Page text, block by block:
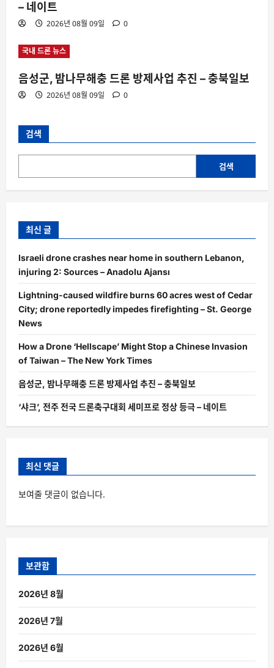
– 네이트
2026년 08월 09일 0
국내 드론 뉴스
음성군, 밤나무해충 드론 방제사업 추진 – 충북일보
2026년 08월 09일 0
검색
검색
최신 글
Israeli drone crashes near home in southern Lebanon,
injuring 2: Sources – Anadolu Ajansı
Lightning-caused wildfire burns 60 acres west of Cedar
City; drone reportedly impedes firefighting – St. George
News
How a Drone ‘Hellscape’ Might Stop a Chinese Invasion
of Taiwan – The New York Times
음성군, 밤나무해충 드론 방제사업 추진 – 충북일보
‘샤크’, 전주 전국 드론축구대회 세미프로 정상 등극 – 네이트
최신 댓글
보여줄 댓글이 없습니다.
보관함
2026년 8월
2026년 7월
2026년 6월